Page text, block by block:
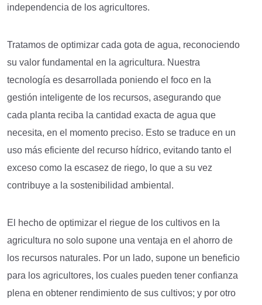
independencia de los agricultores.
Tratamos de optimizar cada gota de agua, reconociendo
su valor fundamental en la agricultura. Nuestra
tecnología es desarrollada poniendo el foco en la
gestión inteligente de los recursos, asegurando que
cada planta reciba la cantidad exacta de agua que
necesita, en el momento preciso. Esto se traduce en un
uso más eficiente del recurso hídrico, evitando tanto el
exceso como la escasez de riego, lo que a su vez
contribuye a la sostenibilidad ambiental.
El hecho de optimizar el riegue de los cultivos en la
agricultura no solo supone una ventaja en el ahorro de
los recursos naturales. Por un lado, supone un beneficio
para los agricultores, los cuales pueden tener confianza
plena en obtener rendimiento de sus cultivos; y por otro